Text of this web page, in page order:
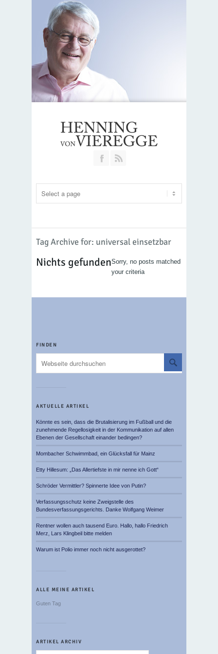
Join our Facebook Group
Tag Archive for: universal einsetzbar
Nichts gefundenSorry, no posts matched
your criteria
FINDEN
AKTUELLE ARTIKEL
Könnte es sein, dass die Brutalisierung im Fußball und die
zunehmende Regellosigkeit in der Kommunikation auf allen
Ebenen der Gesellschaft einander bedingen?
Mombacher Schwimmbad, ein Glücksfall für Mainz
Etty Hillesum: „Das Allertiefste in mir nenne ich Gott“
Schröder Vermittler? Spinnerte Idee von Putin?
Verfassungsschutz keine Zweigstelle des
Bundesverfassungsgerichts. Danke Wolfgang Weimer
Rentner wollen auch tausend Euro. Hallo, hallo Friedrich
Merz, Lars Klingbeil bitte melden
Warum ist Polio immer noch nicht ausgerottet?
ALLE MEINE ARTIKEL
Guten Tag
ARTIKEL ARCHIV